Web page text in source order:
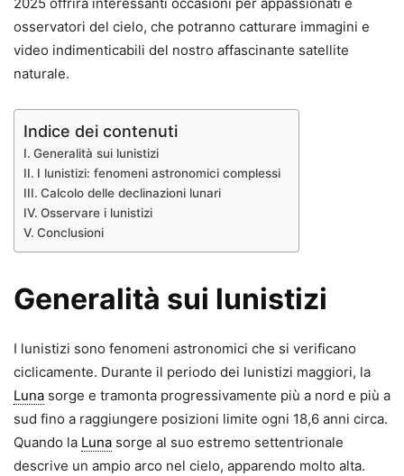
2025 offrirà interessanti occasioni per appassionati e
osservatori del cielo, che potranno catturare immagini e
video indimenticabili del nostro affascinante satellite
naturale.
Indice dei contenuti
Generalità sui lunistizi
I lunistizi: fenomeni astronomici complessi
Calcolo delle declinazioni lunari
Osservare i lunistizi
Conclusioni
Generalità sui lunistizi
I lunistizi sono fenomeni astronomici che si verificano
ciclicamente. Durante il periodo dei lunistizi maggiori, la
Luna sorge e tramonta progressivamente più a nord e più a
sud fino a raggiungere posizioni limite ogni 18,6 anni circa.
Quando la Luna sorge al suo estremo settentrionale
descrive un ampio arco nel cielo, apparendo molto alta.